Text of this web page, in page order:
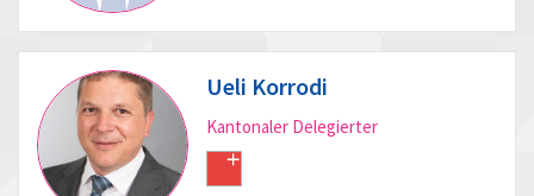
Ueli Korrodi
Kantonaler Delegierter